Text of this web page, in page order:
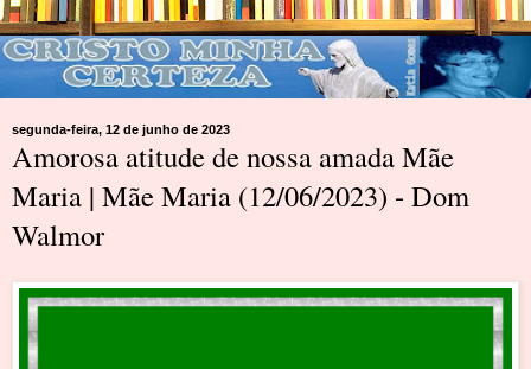
segunda-feira, 12 de junho de 2023
Amorosa atitude de nossa amada Mãe
Maria | Mãe Maria (12/06/2023) - Dom
Walmor